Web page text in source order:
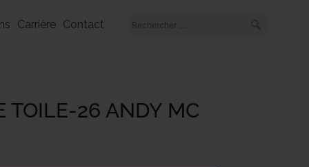
Carrière Contact
TOILE-26 ANDY MC